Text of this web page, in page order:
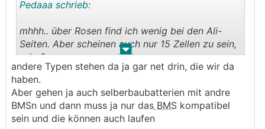
. .
Pedaaa schrieb:
mhhh.. über Rosen find ich wenig bei den Ali-
Seiten. Aber scheinen auch nur 15 Zellen zu sein,
oder?
Bzgl. Victron-Liste:
Da sind ja nur die drin, die von Victron auch
schon wer getestet hat. Das heißt ja nicht, dass
nicht andere auch kompatibel sind.
andere Typen stehen da ja gar net drin, die wir da
haben.
Aber gehen ja auch selberbaubatterien mit andre
BMSn und dann muss ja nur das BMS kompatibel
sein und die können auch laufen